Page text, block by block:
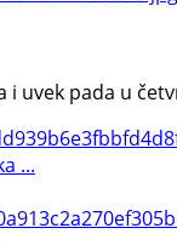
uvek pada u
...